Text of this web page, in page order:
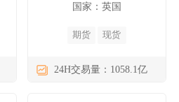
国家：英国
期货 现货
24H交易量：1058.1亿